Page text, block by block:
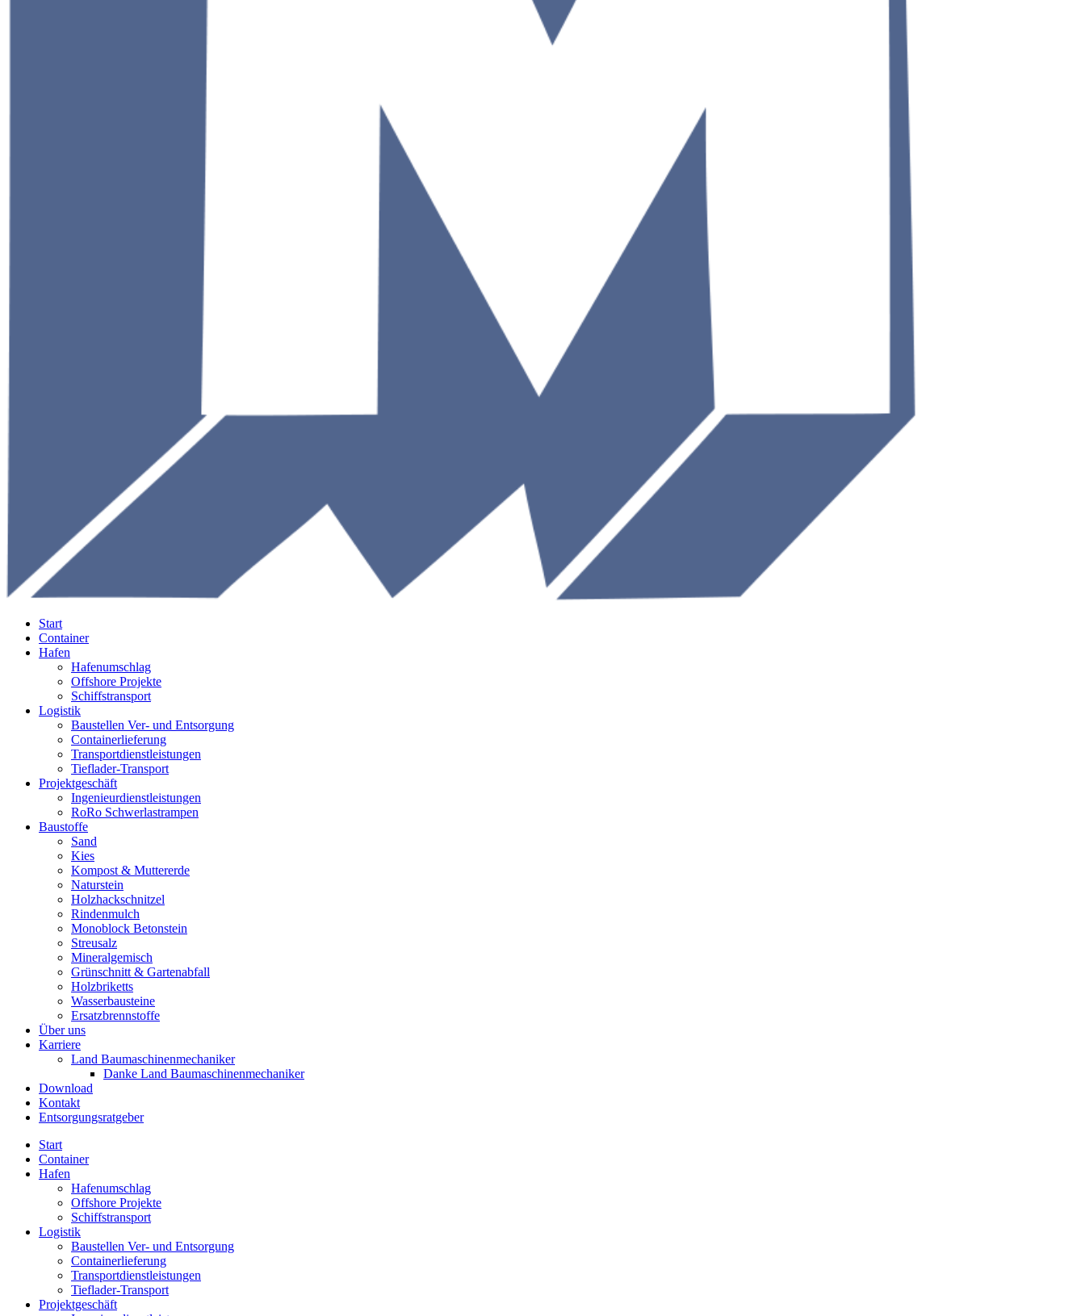
Start
Container
Hafen
Hafenumschlag
Offshore Projekte
Schiffstransport
Logistik
Baustellen Ver- und Entsorgung
Containerlieferung
Transportdienstleistungen
Tieflader-Transport
Projektgeschäft
Ingenieurdienstleistungen
RoRo Schwerlastrampen
Baustoffe
Sand
Kies
Kompost & Muttererde
Naturstein
Holzhackschnitzel
Rindenmulch
Monoblock Betonstein
Streusalz
Mineralgemisch
Grünschnitt & Gartenabfall
Holzbriketts
Wasserbausteine
Ersatzbrennstoffe
Über uns
Karriere
Land Baumaschinenmechaniker
Danke Land Baumaschinenmechaniker
Download
Kontakt
Entsorgungsratgeber
Start
Container
Hafen
Hafenumschlag
Offshore Projekte
Schiffstransport
Logistik
Baustellen Ver- und Entsorgung
Containerlieferung
Transportdienstleistungen
Tieflader-Transport
Projektgeschäft